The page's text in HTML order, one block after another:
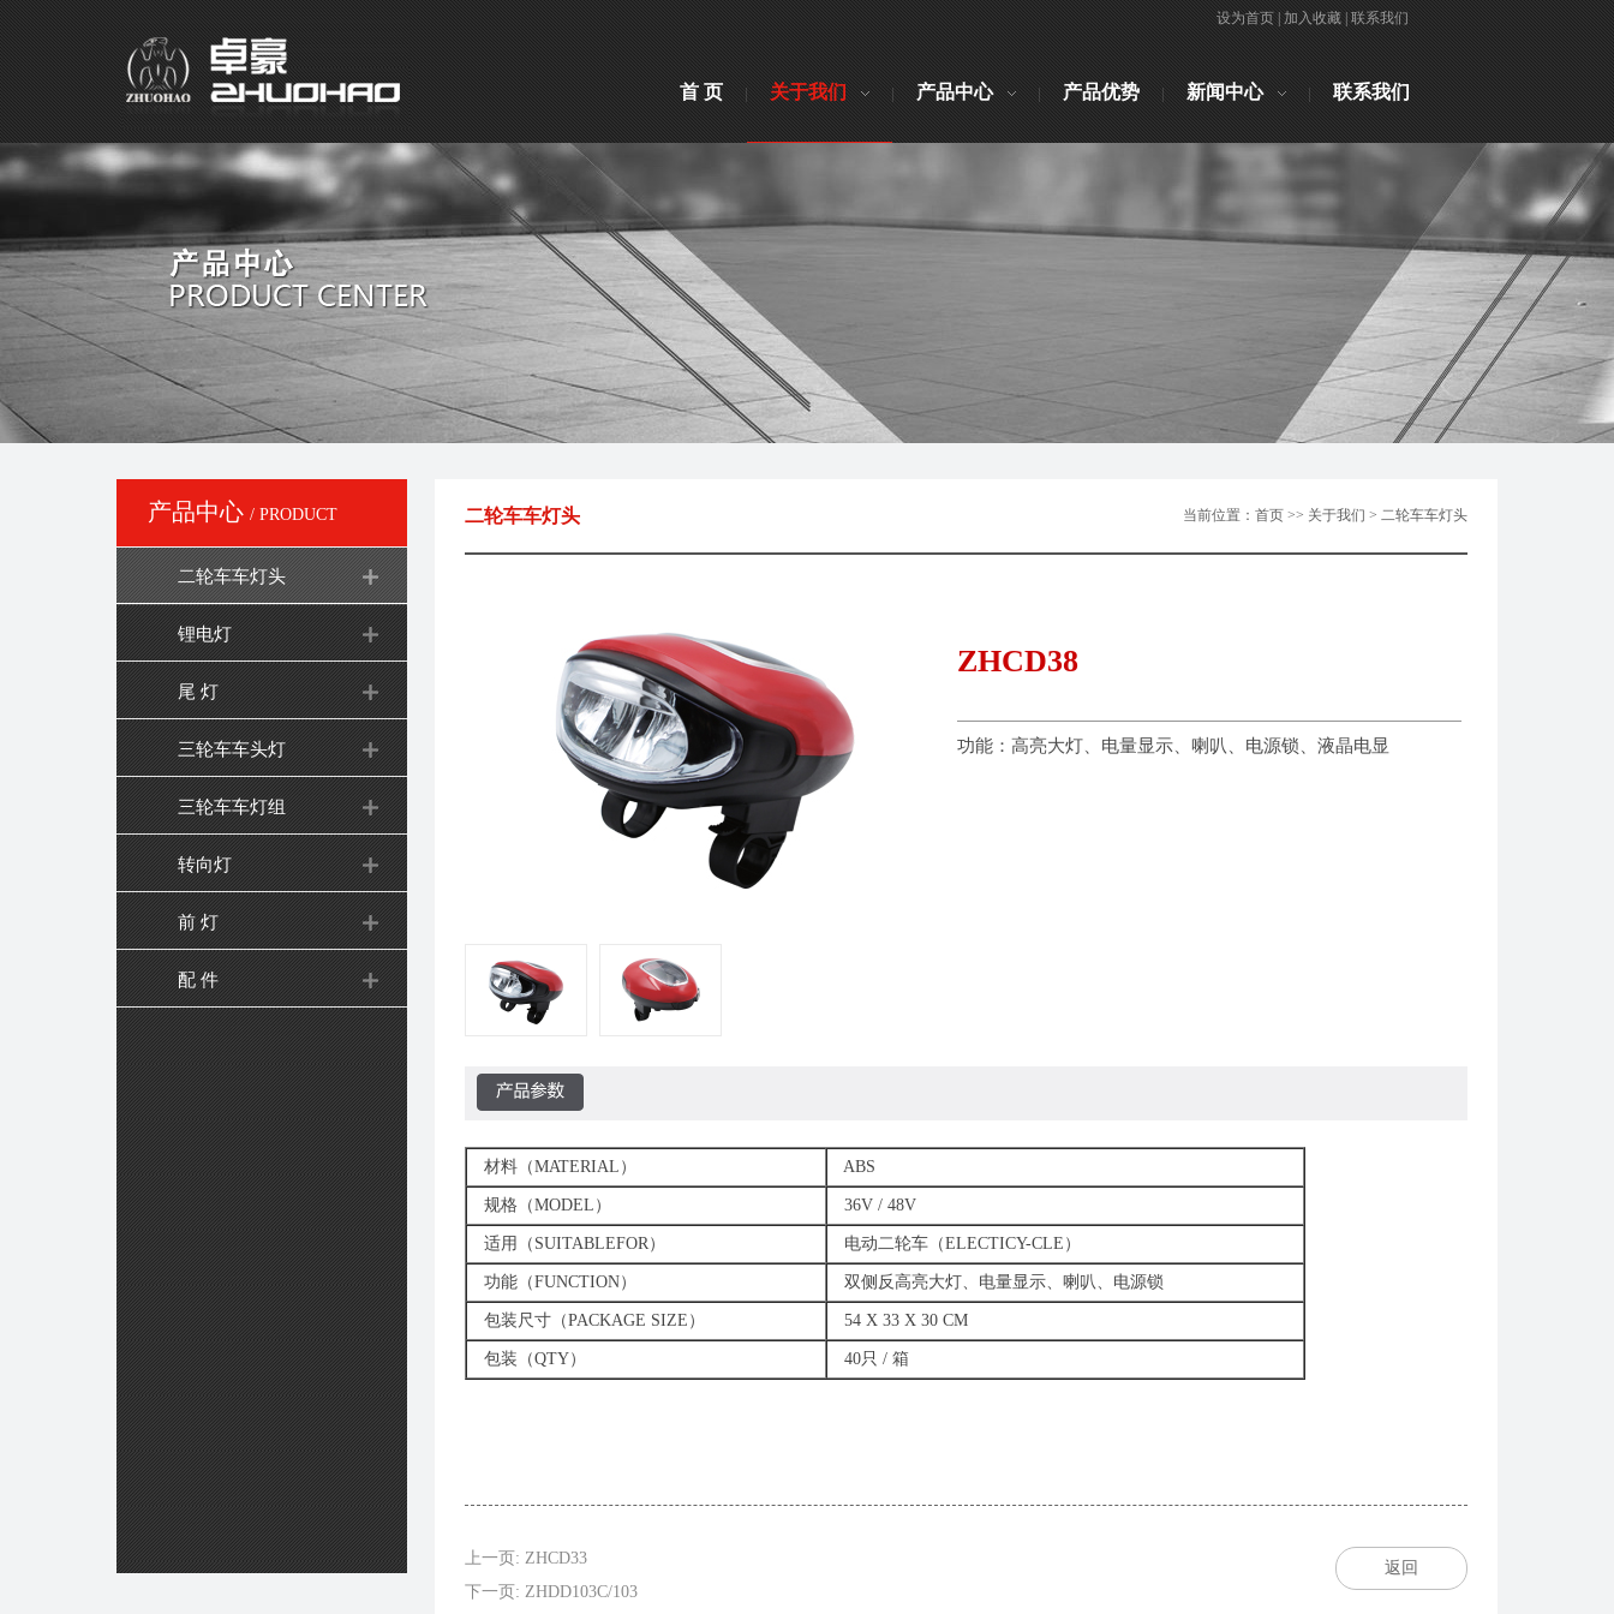
设为首页 加入收藏 联系我们
首 页 关于我们 产品中心 产品优势 新闻中心 联系我们
产品中心 / PRODUCT
二轮车车灯头
锂电灯
尾 灯
三轮车车头灯
三轮车车灯组
转向灯
前 灯
配 件
二轮车车灯头 当前位置：首页 >> 关于我们 > 二轮车车灯头
ZHCD38
功能：高亮大灯、电量显示、喇叭、电源锁、液晶电显
材料（MATERIAL） ABS
规格（MODEL） 36V / 48V
适用（SUITABLEFOR） 电动二轮车（ELECTICY-CLE）
功能（FUNCTION） 双侧反高亮大灯、电量显示、喇叭、电源锁
包装尺寸（PACKAGE SIZE） 54 X 33 X 30 CM
包装（QTY） 40只 / 箱
上一页: ZHCD33
下一页: ZHDD103C/103
返回